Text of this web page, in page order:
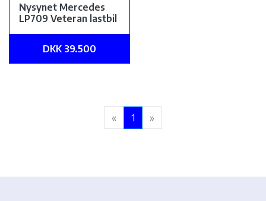
Nysynet Mercedes
LP709 Veteran lastbil
DKK 39.500
« 1 »